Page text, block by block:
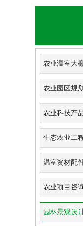
农业温室大
农业园区规
农业科技产
生态农业工
温室资材配
农业项目咨
园林景观设